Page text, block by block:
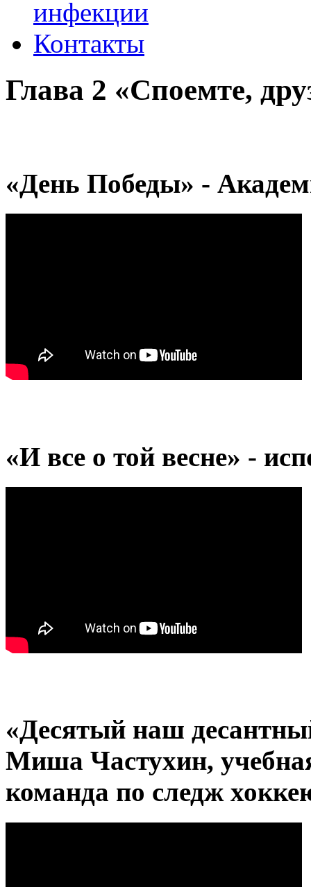
инфекции
Контакты
Глава 2 «Споемте,
«День Победы» -
«И все о той весне» -
«Десятый наш
Миша Частухин,
команда по следж